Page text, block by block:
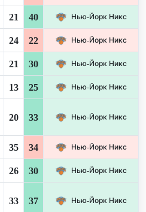
21 40 Нью-Йорк Никс
24 22 Нью-Йорк Никс
21 30 Нью-Йорк Никс
13 25 Нью-Йорк Никс
20 33 Нью-Йорк Никс
35 34 Нью-Йорк Никс
26 30 Нью-Йорк Никс
33 37 Нью-Йорк Никс